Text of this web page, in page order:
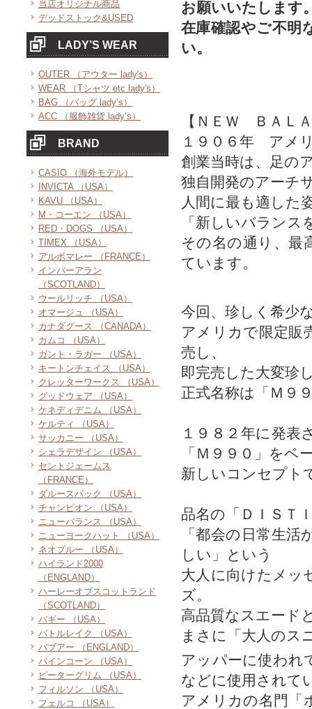
当店オリジナル商品
デッドストック&USED
LADY’S WEAR
OUTER （アウター lady's）
WEAR （Tシャツ etc lady's）
BAG （バッグ lady’s）
ACC （服飾雑貨 lady’s）
BRAND
CASIO （海外モデル）
INVICTA （USA）
KAVU （USA）
M・コーエン （USA）
RED・DOGS （USA）
TIMEX （USA）
アルボマレー （FRANCE）
インバーアラン
（SCOTLAND）
ウールリッチ （USA）
オマージュ （USA）
カナダグース （CANADA）
カムコ （USA）
ガント・ラガー （USA）
キートンチェイス （USA）
クレッターワークス （USA）
グッドウェア （USA）
ケネディデニム （USA）
ケルティ （USA）
サッカニー （USA）
シェラデザイン （USA）
セントジェームス
（FRANCE）
ダルースパック （USA）
チャンピオン （USA）
ニューバランス （USA）
ニューヨークハット （USA）
ネオブルー （USA）
ハイランド2000
（ENGLAND）
ハーレーオブスコットランド
（SCOTLAND）
バギー （USA）
バトルレイク （USA）
バブアー （ENGLAND）
パインコーン （USA）
ピーターグリム （USA）
フィルソン （USA）
フェルコ （USA）
お願いいたします
在庫確認やご不明
い。
【ＮＥＷ ＢＡＬ
１９０６年 アメ
創業当時は、足の
独自開発のアーチ
人間に最も適した
「新しいバラン
その名の通り、最
ています。
今回、珍しく希少
アメリカで限定販
売し、
即完売した大変珍
正式名称は「Ｍ９
１９８２年に発表
「Ｍ９９０」をベ
新しいコンセプト
品名の「ＤＩＳＴ
「都会の日常生
しい」という
大人に向けたメッ
ズ。
高品質なスエード
まさに「大人のス
アッパーに使われ
などに使用されて
アメリカの名門「